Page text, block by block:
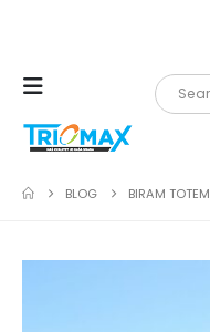
BLOG BIRAM TOTEM